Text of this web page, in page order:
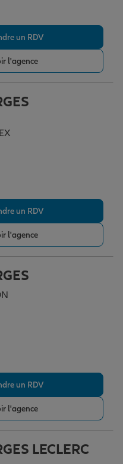
un RDV
l'agence
un RDV
l'agence
un RDV
l'agence
LECLERC